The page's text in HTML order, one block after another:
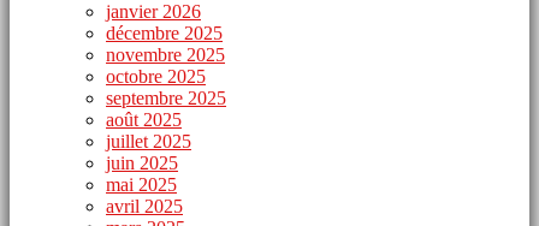
janvier 2026
décembre 2025
novembre 2025
octobre 2025
septembre 2025
août 2025
juillet 2025
juin 2025
mai 2025
avril 2025